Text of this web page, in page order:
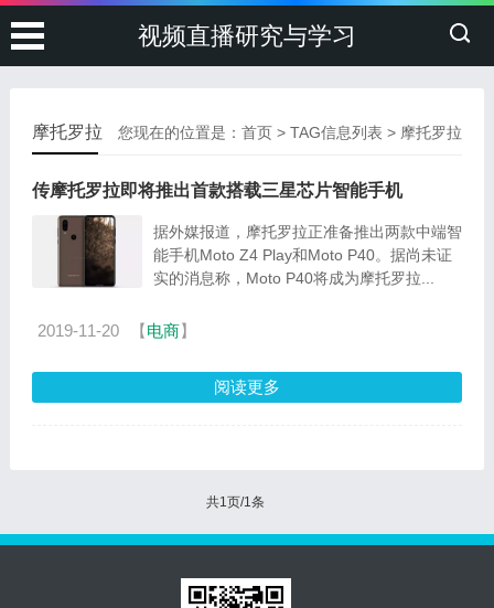
视频直播研究与学习
您现在的位置是：首页 > TAG信息列表 > 摩托罗拉
摩托罗拉
传摩托罗拉即将推出首款搭载三星芯片智能手机
据外媒报道，摩托罗拉正准备推出两款中端智
能手机Moto Z4 Play和Moto P40。据尚未证
实的消息称，Moto P40将成为摩托罗拉...
2019-11-20 【电商】
阅读更多
共1页/1条